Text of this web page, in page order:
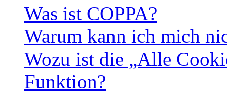
Was ist COPPA?
Warum kann ich mich
Wozu ist die „Alle
Funktion?